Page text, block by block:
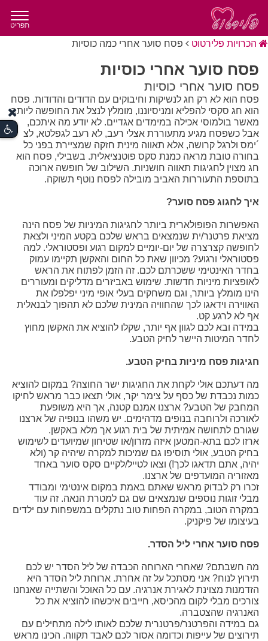
תפריט
הכרויות פלירטוט פסח סוער אחרי כמה כוסיות
פסח סוער אחרי כוסיות
פסח סוער אחרי כוסיות
פסח הוא לא רק חג לנשיקות וחיבוקים עם הדודים והדודות. פסח
הוא חג סקסי להפליא ומניסיוננו, מומלץ לנצל את החופשה ליותר
מאשר בולמוסי אכילה במימדים אגדיים. לא יודע מה איתכם,
אבל כשפסח מגיע מתעוררת אצלי רעב, לא רעב לגפלטא, לצ
´ימס ולרגל קרושה, אלא תאווה מינית חזקה שמציירת בפני כל
בחורה טובת מראה כמנת סקס פוטנציאלית. בשבילי, פסח הוא
חג מצוין לחגיגות תאווה חושניות. השילוב של חופשה ארוכה
בתוספת התעוררות האביב מובילה לפסח נוטף תשוקה.
איך לחגוג פסח סוער?
האפשרות הפופולארית ביותר לחגיגות המיניות של פסח הינה
מציאת פרטנר/ית שנמצאים בראש שלכם בקטע המיני ולצאת
לחופשה קצרצרה של יום-יומיים למקום רגוע ופסטוראלי. למה
פסטוראלי ורגוע? מכיוון שאת כל החום והאקשן תקיימו עמוק
בחדר האינטימי ששכרתם לכם. זה הזמן לפתוח את הראש
לאופציות מיניות חדשות. שימוש באביזרים מדליקים ומעוררים
הינו מומלץ ביותר, וגם משחקים בעלי אופי מיני יפלפלו את
האווירה וידאגו לכך שהחוויה המינית שלכם לא תהפוך לבנאלית
אף לא לרגע קט.
במידה ובא לכם לגוון אף יותר, שקלו להוציא את האקשן מחוץ
לחדר המיטות היישר לחיק הטבע.
חגיגות פסח מיניות בחיק הטבע.
מה דעתכם אולי לקחת את החגיגות ישר החוצה? במקום להוציא
כמות נכבדת של כסף על צימר יקר, אולי תצאו כבר מראש לחיקו
המחבק של הטבע? ארצנו אמנם קטנה, אך היא משופעת
לאורכה ולרוחבה בנופים מדהימים. יש משהו בנופיה של ארצנו
שגורם לתחושה אמיתית של בית רגוע אך מלא באקשן.
ארזו לכם בתא-המטען איזה מזרון/או שטיחון שמיועדים לשימוש
בחיק הטבע, אולי תוסיפו גם שמיכות למקרה שיהיה קר (ולא
יהיה, אתם תדאגו לכך!) וצאו לטייל/לקיים סקס סוער באחד
מאזוריה המועדפים של ארצנו.
זכרו רק לבדוק מראש שאתם באמת במקום אינטימי ומבודד
מבלי זוגות נוספים שנמצאים שם גם למטרת הנאה. זה עוד
במקרה הטוב, במקרה הפחות טוב נתקלים במשפחות עם ילדים
בעיצומו של פיקניק.
פסח סוער אחרי ליל הסדר.
מה חשבתם? שאחרי הארוחה הכבדה של ליל הסדר יש לכם
תירוץ לנוח? אני מסתכל על זה אחרת. ארוחת ליל הסדר היא
הזדמנות מצוינת לאגירת אנרגיה. עם כל האוכל והשתייה שאנחנו
צורכים מבלי לקום מהכיסא, חייבים איכשהו להוציא את כל
האנרגיה שהצטברה.
גם במידה והפרטנר/פרטנרית שלכם לאותו לילה מתחילים עם
תירוצים של עייפות וכדומה אסור לכם לאבד תקווה. הכינו מראש